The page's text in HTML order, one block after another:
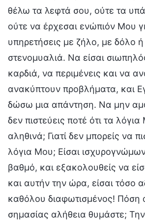
θέλω τα λεφτά σου, ούτε τα
ούτε να έρχεσαι ενώπιόν Μου
υπηρετήσεις με ζήλο, με δόλο
στενομυαλιά. Να είσαι
καρδιά, να περιμένεις και να
ανακύπτουν προβλήματα, και
δώσω μια απάντηση. Να μην
δεν πιστεύεις ποτέ ότι τα λόγια
αληθινά; Γιατί δεν μπορείς να
λόγια Μου; Είσαι
βαθμό, και εξακολουθείς να
και αυτήν την ώρα, είσαι τόσο
καθόλου διαφωτισμένος! Πόση
σημασίας αλήθεια θυμάστε;